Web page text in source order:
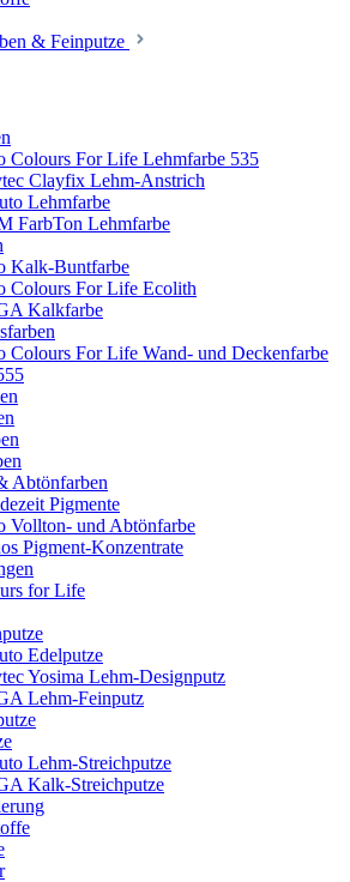
& Feinputze
Colours For Life Lehmfarbe 535
Clayfix Lehm-Anstrich
Lehmfarbe
FarbTon Lehmfarbe
Kalk-Buntfarbe
Colours For Life Ecolith
Kalkfarbe
Colours For Life Wand- und Deckenfarbe
Abtönfarben
Pigmente
Vollton- und Abtönfarbe
Pigment-Konzentrate
for Life
Edelputze
Yosima Lehm-Designputz
Lehm-Feinputz
Lehm-Streichputze
Kalk-Streichputze